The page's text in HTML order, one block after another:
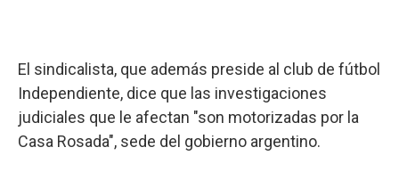
El sindicalista, que además preside al club de fútbol
Independiente, dice que las investigaciones
judiciales que le afectan "son motorizadas por la
Casa Rosada", sede del gobierno argentino.